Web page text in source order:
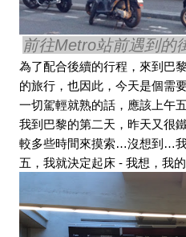
前往Metro站前遇到的
為了配合後續的行程，來到巴
的旅行，也因此，今天是個需
一切駕輕就熟的話，應該上午
我到巴黎的第二天，昨天又很
較多些時間來摸索…沒想到…
五，我就決定起床 - 我想，我